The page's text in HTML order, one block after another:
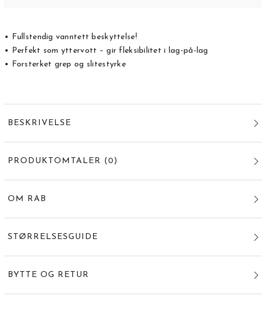
• Fullstendig vanntett beskyttelse!
• Perfekt som yttervott – gir fleksibilitet i lag-på-lag
• Forsterket grep og slitestyrke
BESKRIVELSE
PRODUKTOMTALER (0 )
OM RAB
STØRRELSESGUIDE
BYTTE OG RETUR